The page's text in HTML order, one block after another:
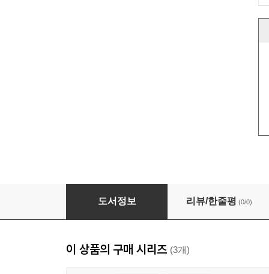
구어문어 통합문법기술2 -명사와 명사구2
도서정보 리뷰/한줄평 (0/0)
이 상품의 구매 시리즈 (3개)